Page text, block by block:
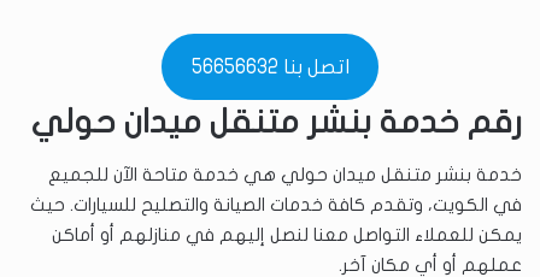
اتصل بنا 56656632
رقم خدمة بنشر متنقل ميدان حولي
خدمة بنشر متنقل ميدان حولي هي خدمة متاحة الآن للجميع
في الكويت، وتقدم كافة خدمات الصيانة والتصليح للسيارات. حيث
يمكن للعملاء التواصل معنا لنصل إليهم في منازلهم أو أماكن
عملهم أو أي مكان آخر.